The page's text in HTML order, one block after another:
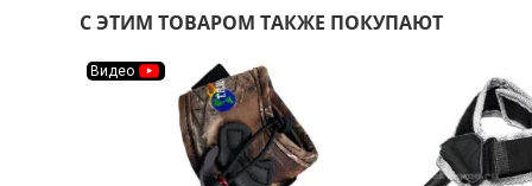
С ЭТИМ ТОВАРОМ ТАКЖЕ ПОКУПАЮТ
Видео